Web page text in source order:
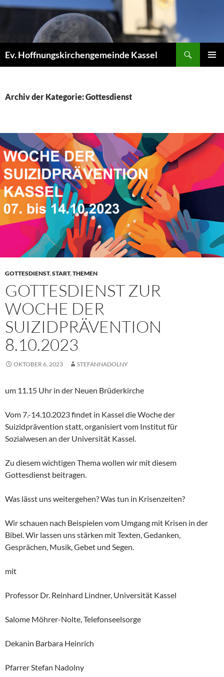
Zum
Ev. Hoffnungskirchengemeinde Kassel
Archiv der Kategorie: Gottesdienst
GOTTESDIENST,START,THEMEN
GOTTESDIENST ZUR
WOCHE DER
SUIZIDPRÄVENTION
8.10.2023
OKTOBER 6, 2023 STEFANNADOLNY
um 11.15 Uhr in der Neuen Brüderkirche
Vom 7.-14.10.2023 findet in Kassel die Woche der
Suizidprävention statt, organisiert vom Institut für
Sozialwesen an der Universität Kassel.
Zu diesem wichtigen Thema wollen wir mit diesem
Gottesdienst beitragen.
Was lässt uns weitergehen? Was tun in Krisenzeiten?
Wir schauen nach Beispielen vom Umgang mit Krisen in der
Bibel. Wir lassen uns stärken mit Texten, Gedanken,
Gesprächen, Musik, Gebet und Segen.
mit
Professor Dr. Reinhard Lindner, Universität Kassel
Salome Möhrer-Nolte, Telefonseelsorge
Dekanin Barbara Heinrich
Pfarrer Stefan Nadolny